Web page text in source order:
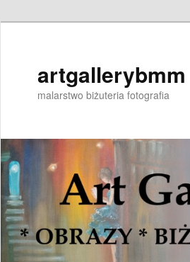
artgallerybmm
malarstwo biżuteria fotografia